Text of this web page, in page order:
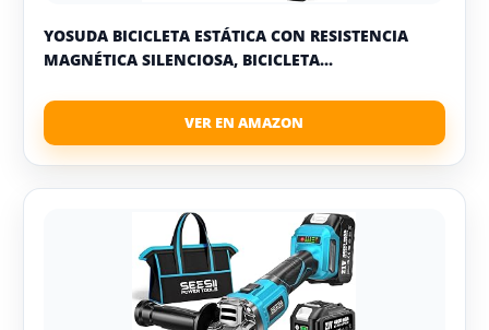
YOSUDA BICICLETA ESTÁTICA CON RESISTENCIA
MAGNÉTICA SILENCIOSA, BICICLETA...